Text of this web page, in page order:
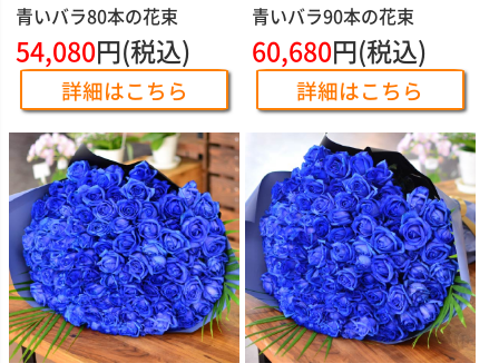
青いバラ80本の花束
54,080円(税込)
詳細はこちら
青いバラ90本の花束
60,680円(税込)
詳細はこちら